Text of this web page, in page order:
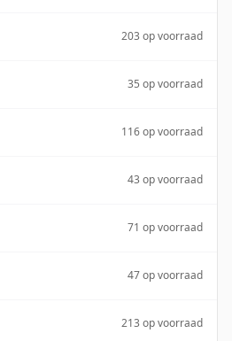
203 op voorraad
35 op voorraad
116 op voorraad
43 op voorraad
71 op voorraad
47 op voorraad
213 op voorraad